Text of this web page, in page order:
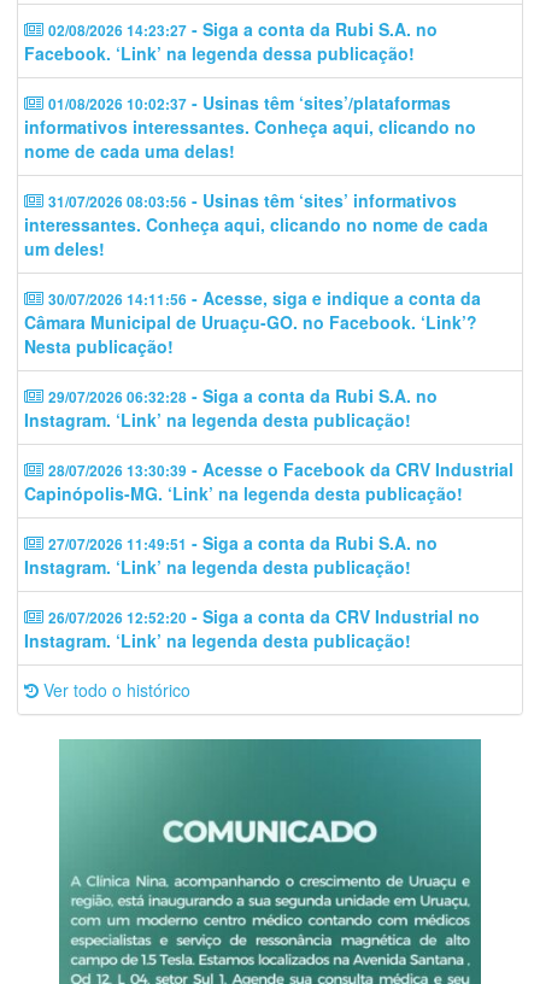
02/08/2026 14:23:27 - Siga a conta da Rubi S.A. no
Facebook. ‘Link’ na legenda dessa publicação!
01/08/2026 10:02:37 - Usinas têm ‘sites’/plataformas
informativos interessantes. Conheça aqui, clicando no
nome de cada uma delas!
31/07/2026 08:03:56 - Usinas têm ‘sites’ informativos
interessantes. Conheça aqui, clicando no nome de cada
um deles!
30/07/2026 14:11:56 - Acesse, siga e indique a conta da
Câmara Municipal de Uruaçu-GO. no Facebook. ‘Link’?
Nesta publicação!
29/07/2026 06:32:28 - Siga a conta da Rubi S.A. no
Instagram. ‘Link’ na legenda desta publicação!
28/07/2026 13:30:39 - Acesse o Facebook da CRV Industrial
Capinópolis-MG. ‘Link’ na legenda desta publicação!
27/07/2026 11:49:51 - Siga a conta da Rubi S.A. no
Instagram. ‘Link’ na legenda desta publicação!
26/07/2026 12:52:20 - Siga a conta da CRV Industrial no
Instagram. ‘Link’ na legenda desta publicação!
Ver todo o histórico